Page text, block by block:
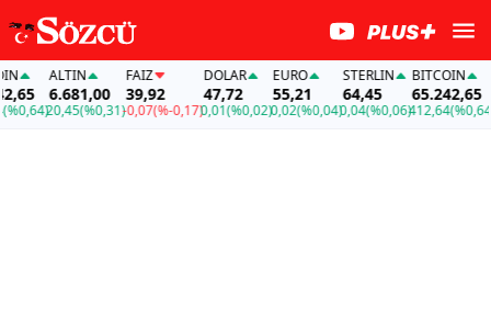
ALTIN
6.681,00
20,45(%0,31)
FAİZ
39,92
-0,07(%-0,17)
DOLAR
47,72
0,01(%0,02)
EURO
55,21
0,02(%0,04)
STERLIN
64,45
0,04(%0,06)
BITCOIN
65.242,65
412,64(%0,64)